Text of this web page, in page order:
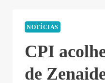
NOTÍCIAS
CPI
de